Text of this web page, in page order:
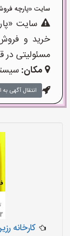
سایت «پارچه فروشی
سایت
خرید و
مسئولیتی در
مکان:
انتقال آگهی
کارخانه